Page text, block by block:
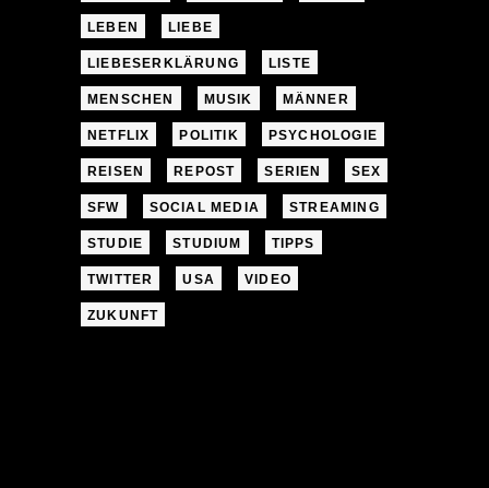
LEBEN LIEBE
LIEBESERKLÄRUNG LISTE
MENSCHEN MUSIK MÄNNER
NETFLIX POLITIK PSYCHOLOGIE
REISEN REPOST SERIEN SEX
SFW SOCIAL MEDIA STREAMING
STUDIE STUDIUM TIPPS
TWITTER USA VIDEO
ZUKUNFT